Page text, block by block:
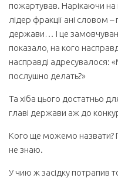
пожартував. Нарікаючи на
лідер фракції ані словом –
держави… І це
показало, на кого
насправді адресувалося:
послушно делать?»
Та хіба цього достатньо
главі держави аж до
Кого ще можемо назвати?
не знаю.
У чию ж засідку потрапив